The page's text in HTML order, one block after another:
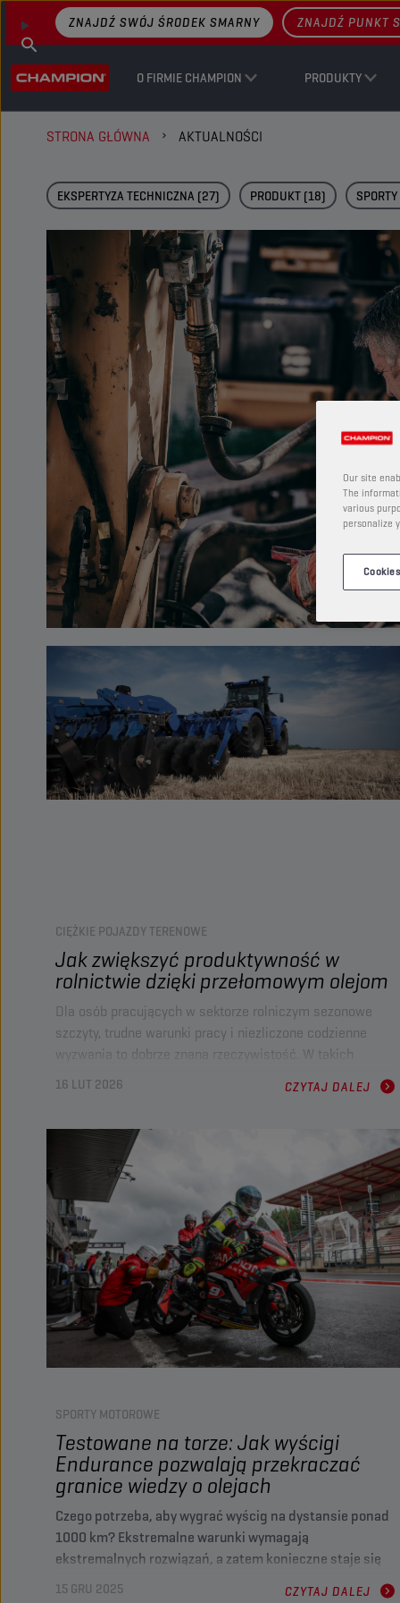
O FIRMIE CHAMPION PRODUKTY
ZNAJDŹ SWÓJ ŚRODEK SMARNY ZNAJDŹ PUNKT
STRONA GŁÓWNA AKTUALNOŚCI
EKSPERTYZA TECHNICZNA (27) PRODUKT (18)
CIĘŻKIE POJAZDY TERENOWE
Jak zwiększyć produktywność w
rolnictwie dzięki przełomowym olejom
Dla osób pracujących w sektorze rolniczym sezonowe
szczyty, trudne warunki pracy i niezliczone codzienne
wyzwania to dobrze znana rzeczywistość. W takich
warunkach wybór odpowiedniego oleju i dobrze
zaplanowana konserwacja mogą zadecydować o tym, czy
doskonałej kondycji i osiągnie maksymalną
produktywność.
16 LUT 2026 CZYTAJ DALEJ
SPORTY MOTOROWE
Testowane na torze: Jak wyścigi
Endurance pozwalają przekraczać
granice wiedzy o olejach
Czego potrzeba, aby wygrać wyścig na dystansie ponad
1000 km? Ekstremalne warunki wymagają
ekstremalnych rozwiązań, a zatem konieczne staje się
rozwijanie przełomowych olejów we współpracy z
15 GRU 2025 CZYTAJ DALEJ
Our site
The
various
personalize